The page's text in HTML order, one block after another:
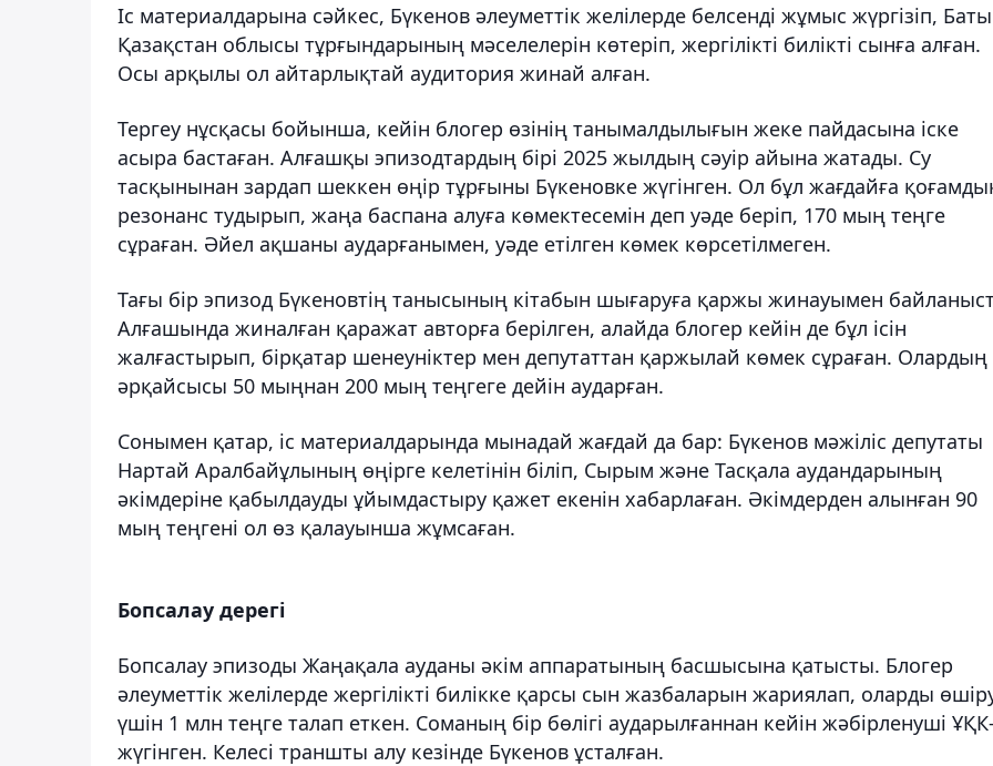
Іс материалдарына сәйкес, Бүкенов әлеуметтік желілерде белсенді жұмыс жүргізіп,
Қазақстан облысы тұрғындарының мәселелерін көтеріп, жергілікті билікті сынға алған.
Осы арқылы ол айтарлықтай аудитория жинай алған.
Тергеу нұсқасы бойынша, кейін блогер өзінің танымалдылығын жеке пайдасына іске
асыра бастаған. Алғашқы эпизодтардың бірі 2025 жылдың сәуір айына жатады. Су
тасқынынан зардап шеккен өңір тұрғыны Бүкеновке жүгінген. Ол бұл жағдайға
резонанс тудырып, жаңа баспана алуға көмектесемін деп уәде беріп, 170 мың теңге
сұраған. Әйел ақшаны аударғанымен, уәде етілген көмек көрсетілмеген.
Тағы бір эпизод Бүкеновтің танысының кітабын шығаруға қаржы жинауымен
Алғашында жиналған қаражат авторға берілген, алайда блогер кейін де бұл ісін
жалғастырып, бірқатар шенеуніктер мен депутаттан қаржылай көмек сұраған. Олардың
әрқайсысы 50 мыңнан 200 мың теңгеге дейін аударған.
Сонымен қатар, іс материалдарында мынадай жағдай да бар: Бүкенов мәжіліс депутаты
Нартай Аралбайұлының өңірге келетінін біліп, Сырым және Тасқала аудандарының
әкімдеріне қабылдауды ұйымдастыру қажет екенін хабарлаған. Әкімдерден алынған 90
мың теңгені ол өз қалауынша жұмсаған.
Бопсалау дерегі
Бопсалау эпизоды Жаңақала ауданы әкім аппаратының басшысына қатысты. Блогер
әлеуметтік желілерде жергілікті билікке қарсы сын жазбаларын жариялап, оларды
үшін 1 млн теңге талап еткен. Соманың бір бөлігі аударылғаннан кейін жәбірленуші
жүгінген. Келесі траншты алу кезінде Бүкенов ұсталған.